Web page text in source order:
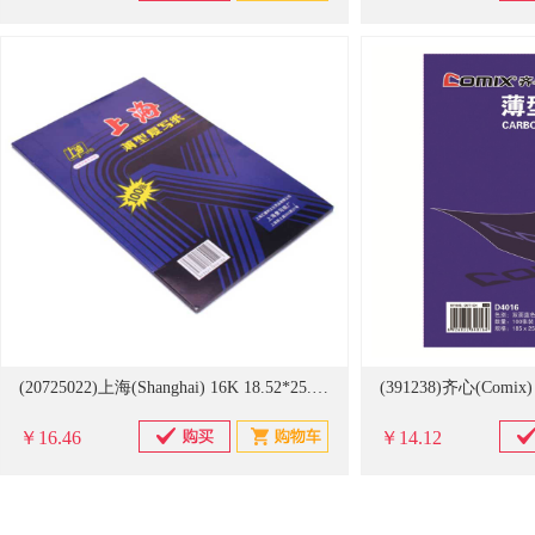
(20725022)上海(Shanghai) 16K 18.52*25.5cm 复写纸(单位：盒)
￥16.46 ￥14.12